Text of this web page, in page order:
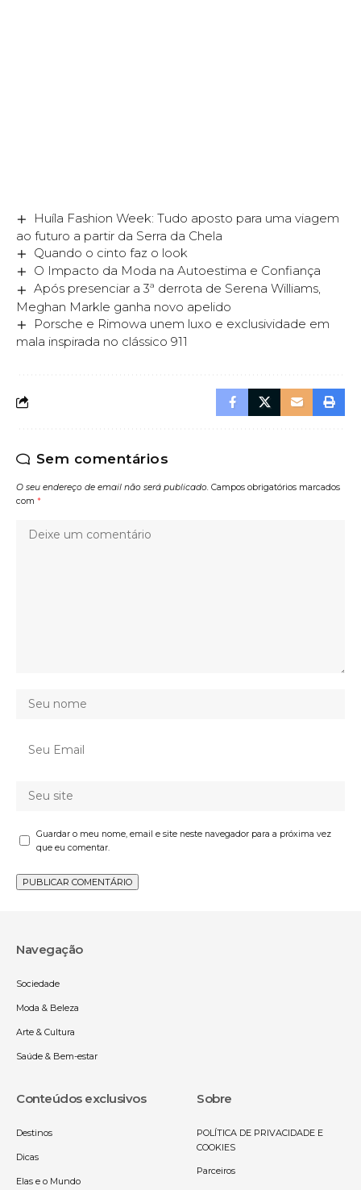
Huíla Fashion Week: Tudo aposto para uma viagem
ao futuro a partir da Serra da Chela
Quando o cinto faz o look
O Impacto da Moda na Autoestima e Confiança
Após presenciar a 3ª derrota de Serena Williams,
Meghan Markle ganha novo apelido
Porsche e Rimowa unem luxo e exclusividade em
mala inspirada no clássico 911
Sem comentários
O seu endereço de email não será publicado. Campos obrigatórios marcados
com *
Guardar o meu nome, email e site neste navegador para a próxima vez
que eu comentar.
Navegação
Sociedade
Moda & Beleza
Arte & Cultura
Saúde & Bem-estar
Conteúdos exclusivos
Destinos
Dicas
Elas e o Mundo
Sobre
POLÍTICA DE PRIVACIDADE E
COOKIES
Parceiros